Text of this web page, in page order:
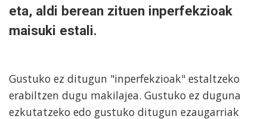
eta, aldi berean zituen inperfekzioak
maisuki estali.
Gustuko ez ditugun "inperfekzioak" estaltzeko
erabiltzen dugu makilajea. Gustuko ez duguna
ezkutatzeko edo gustuko ditugun ezaugarriak